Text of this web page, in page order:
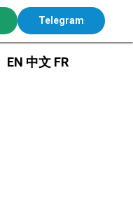
Telegram
EN 中文 FR